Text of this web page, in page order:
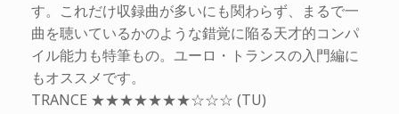
す。これだけ収録曲が多いにも関わらず、まるで一
曲を聴いているかのような錯覚に陥る天才的コンパ
イル能力も特筆もの。ユーロ・トランスの入門編に
もオススメです。
TRANCE ★★★★★★★☆☆☆ (TU)